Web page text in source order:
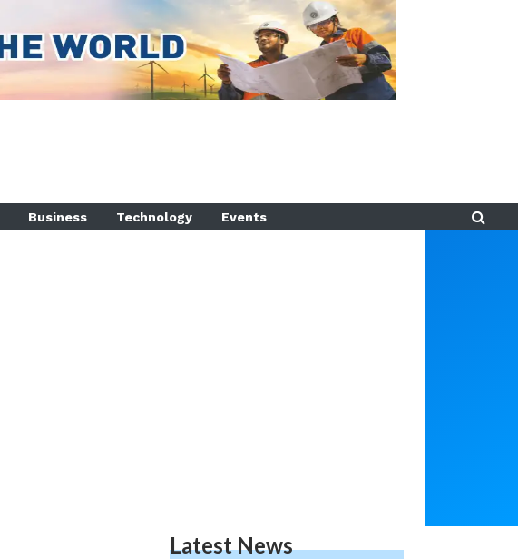
Business Technology Events
Latest News